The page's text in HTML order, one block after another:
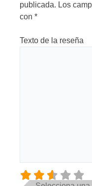
publicada. Los
con *
Texto de la reseña